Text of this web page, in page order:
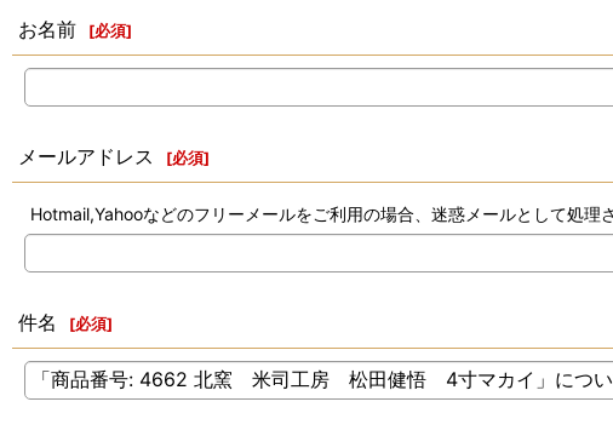
お名前 [必須]
メールアドレス [必須]
Hotmail,Yahooなどのフリーメールをご利用の場合、迷惑メールとして処理
件名 [必須]